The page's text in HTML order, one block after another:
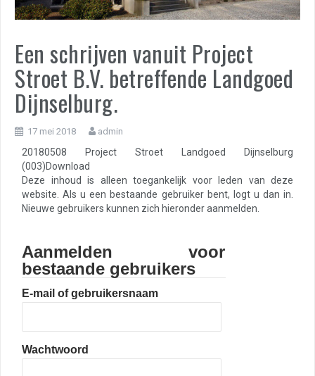
Een schrijven vanuit Project
Stroet B.V. betreffende Landgoed
Dijnselburg.
17 mei 2018 admin
20180508 Project Stroet Landgoed Dijnselburg
(003)Download
Deze inhoud is alleen toegankelijk voor leden van deze
website. Als u een bestaande gebruiker bent, logt u dan in.
Nieuwe gebruikers kunnen zich hieronder aanmelden.
Aanmelden voor
bestaande gebruikers
E-mail of gebruikersnaam
Wachtwoord